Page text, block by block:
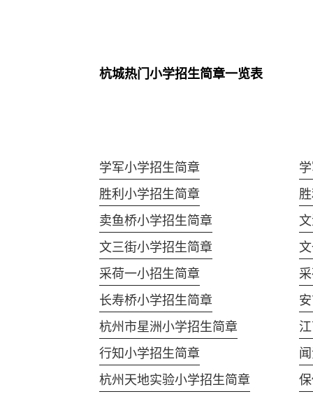
杭城热门小学招生简章一览表
学军小学招生简章
胜利小学招生简章
卖鱼桥小学招生简章
文三街小学招生简章
采荷一小招生简章
长寿桥小学招生简章
杭州市星洲小学招生简章
行知小学招生简章
杭州天地实验小学招生简章